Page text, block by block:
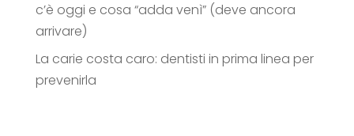
c’è oggi e cosa “adda venì” (deve ancora
arrivare)
La carie costa caro: dentisti in prima linea per
prevenirla